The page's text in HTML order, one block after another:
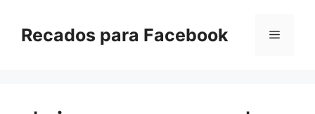
paraRecados para Facebook Menu